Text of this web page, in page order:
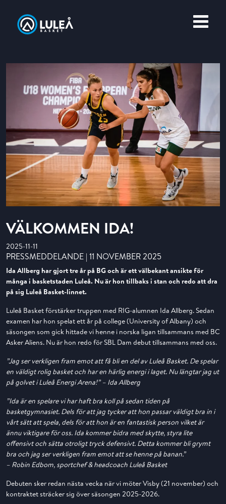
MERCH
VÄLKOMMEN IDA!
2025-11-11
PRESSMEDDELANDE | 11 NOVEMBER 2025
Ida Allberg har gjort tre år på BG och är ett välbekant ansikte för
många i basketstaden Luleå. Nu är hon tillbaks i stan och redo att dra
på sig Luleå Basket-linnet.
Luleå Basket förstärker truppen med RIG-alumnen Ida Allberg. Sedan
examen har hon spelat ett år på college (University of Albany) och
säsongen som gick hittade vi henne i norska ligan tillsammans med BC
Asker Aliens. Nu är hon redo för SBL Dam debut tillsammans med oss.
”Jag ser verkligen fram emot att få bli en del av Luleå Basket. De spelar
en väldigt rolig basket och har en härlig energi i laget. Nu längtar jag ut
på golvet i Luleå Energi Arena!” – Ida Allberg
”Ida är en spelare vi har haft bra koll på sedan tiden på
basketgymnasiet. Dels för att jag tycker att hon passar väldigt bra in i
vårt sätt att spela, dels för att hon är en fantastisk person vilket är
ännu viktigare för oss. Ida kommer bidra med skytte, styra lite
offensivt och sätta otroligt tryck defensivt. Detta kommer bli grymt
bra och jag ser verkligen fram emot att se henne på banan.”
– Robin Edbom, sportchef & headcoach Luleå Basket
Debuten sker redan nästa vecka när vi möter Visby (21 november) och
kontraktet sträcker sig över säsongen 2025-2026.